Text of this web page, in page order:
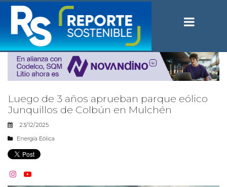
Luego de 3 años aprueban parque eólico
Junquillos de Colbún en Mulchén
23/12/2025
Energía Eólica
 